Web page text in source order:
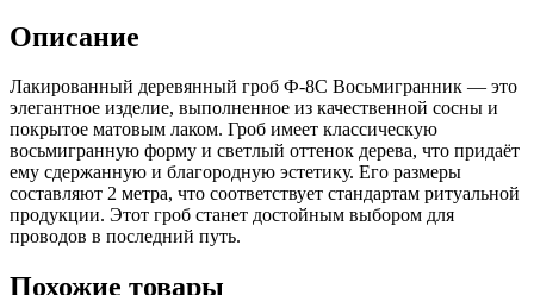
Описание
Лакированный деревянный гроб Ф-8С Восьмигранник — это
элегантное изделие, выполненное из качественной сосны и
покрытое матовым лаком. Гроб имеет классическую
восьмигранную форму и светлый оттенок дерева, что придаёт
ему сдержанную и благородную эстетику. Его размеры
составляют 2 метра, что соответствует стандартам ритуальной
продукции. Этот гроб станет достойным выбором для
проводов в последний путь.
Похожие товары